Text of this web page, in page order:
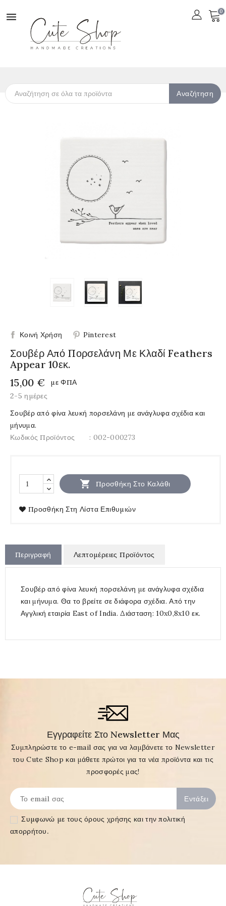
 0
Αναζήτηση
Κοινή Χρήση Pinterest
Σουβέρ Από Πορσελάνη Με Κλαδί Feathers
Appear 10εκ.
15,00 €
με ΦΠΑ
2-5 ημέρες
Σουβέρ από φίνα λευκή πορσελάνη με ανάγλυφα σχέδια και
μήνυμα.
Κωδικός Προϊόντος
: 002-000273
 Προσθήκη Στο Καλάθι
Προσθήκη Στη Λίστα Επιθυμιών
Περιγραφή Λεπτομέρειες Προϊόντος
Σουβέρ από φίνα λευκή πορσελάνη με ανάγλυφα σχέδια
και μήνυμα. Θα το βρείτε σε διάφορα σχέδια. Από την
Αγγλική εταιρία East of India. Διάσταση: 10x0,8x10 εκ.
Εγγραφείτε Στο Newsletter Μας
Συμπληρώστε το e-mail σας για να λαμβάνετε το Newsletter
του Cute Shop και μάθετε πρώτοι για τα νέα προϊόντα και τις
προσφορές μας!
Συμφωνώ με τουςόρους χρήσης και την πολιτική
απορρήτου.